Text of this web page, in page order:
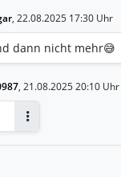
, 22.08.2025 17:30 Uhr
dann nicht mehr😅
, 21.08.2025 20:10 Uhr